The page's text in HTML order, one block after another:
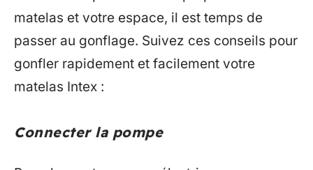
matelas et votre espace, il est temps de
passer au gonflage. Suivez ces conseils pour
gonfler rapidement et facilement votre
matelas Intex :
Connecter la pompe